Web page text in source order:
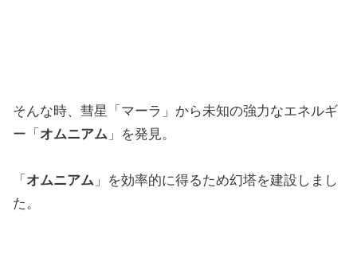
そんな時、彗星「マーラ」から未知の強力なエネルギ
ー「 オムニアム 」を発見。
「 オムニアム 」を効率的に得るため幻塔を建設しまし
た。